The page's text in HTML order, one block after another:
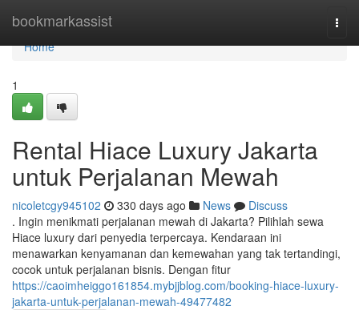
bookmarkassist
Home
Home
1
Rental Hiace Luxury Jakarta
untuk Perjalanan Mewah
nicoletcgy945102 330 days ago News
Discuss
. Ingin menikmati perjalanan mewah di Jakarta? Pilihlah sewa
Hiace luxury dari penyedia terpercaya. Kendaraan ini
menawarkan kenyamanan dan kemewahan yang tak tertandingi,
cocok untuk perjalanan bisnis. Dengan fitur
https://caoimheiggo161854.mybjjblog.com/booking-hiace-luxury-
jakarta-untuk-perjalanan-mewah-49477482